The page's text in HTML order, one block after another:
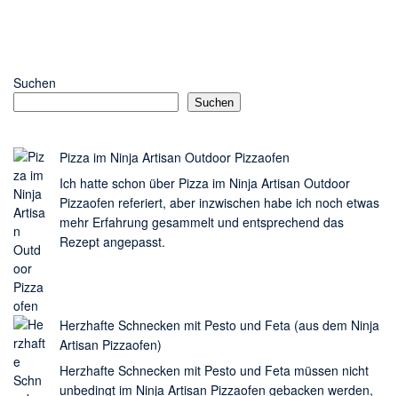
Suchen
Suchen
Pizza im Ninja Artisan Outdoor Pizzaofen
Ich hatte schon über Pizza im Ninja Artisan Outdoor
Pizzaofen referiert, aber inzwischen habe ich noch etwas
mehr Erfahrung gesammelt und entsprechend das
Rezept angepasst.
Herzhafte Schnecken mit Pesto und Feta (aus dem Ninja
Artisan Pizzaofen)
Herzhafte Schnecken mit Pesto und Feta müssen nicht
unbedingt im Ninja Artisan Pizzaofen gebacken werden,